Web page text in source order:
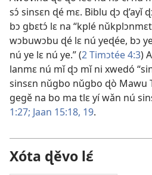
sɔ́ sinsɛn ɖé mɛ. Biblu ɖɔ ɖ’ayǐ
bɔ gbɛtɔ́ lɛ na “kplé
wɔbuwɔbu ɖé lɛ nú yeɖée, bɔ
nú ye lɛ nú ye.” (2 Timɔtée 4:3)
lanmɛ nú mǐ ɖɔ mǐ ni xwedó
sinsɛn nǔgbo nǔgbo ɖò Mawu
gegě na bo ma tlɛ yí wǎn nú
1:27; Jaan 15:18, 19.
Xóta ɖěvo lɛ́